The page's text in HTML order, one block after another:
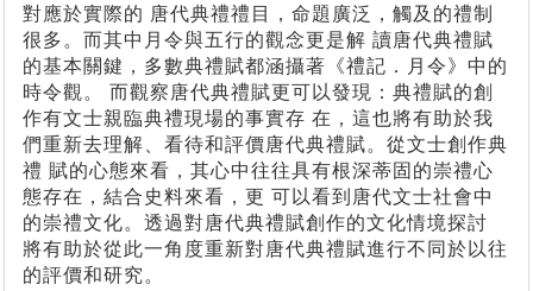
對應於實際的 唐代典禮禮目，命題廣泛，觸及的禮制
很多。而其中月令與五行的觀念更是解 讀唐代典禮賦
的基本關鍵，多數典禮賦都涵攝著《禮記．月令》中的
時令觀。 而觀察唐代典禮賦更可以發現：典禮賦的創
作有文士親臨典禮現場的事實存 在，這也將有助於我
們重新去理解、看待和評價唐代典禮賦。從文士創作典
禮 賦的心態來看，其心中往往具有根深蒂固的崇禮心
態存在，結合史料來看，更 可以看到唐代文士社會中
的崇禮文化。透過對唐代典禮賦創作的文化情境探討
將有助於從此一角度重新對唐代典禮賦進行不同於以往
的評價和研究。